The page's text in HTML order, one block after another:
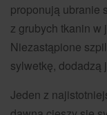
proponują ubranie
z grubych tkanin w
Niezastąpione
sylwetkę, dodadzą
Jeden z